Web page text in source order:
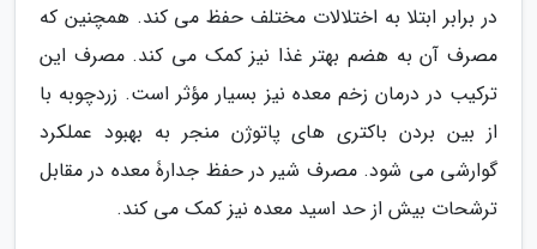
در برابر ابتلا به اختلالات مختلف حفظ می کند. همچنین که
مصرف آن به هضم بهتر غذا نیز کمک می کند. مصرف این
ترکیب در درمان زخم معده نیز بسیار مؤثر است. زردچوبه با
از بین بردن باکتری های پاتوژن منجر به بهبود عملکرد
گوارشی می شود. مصرف شیر در حفظ جدارۀ معده در مقابل
ترشحات بیش از حد اسید معده نیز کمک می کند.